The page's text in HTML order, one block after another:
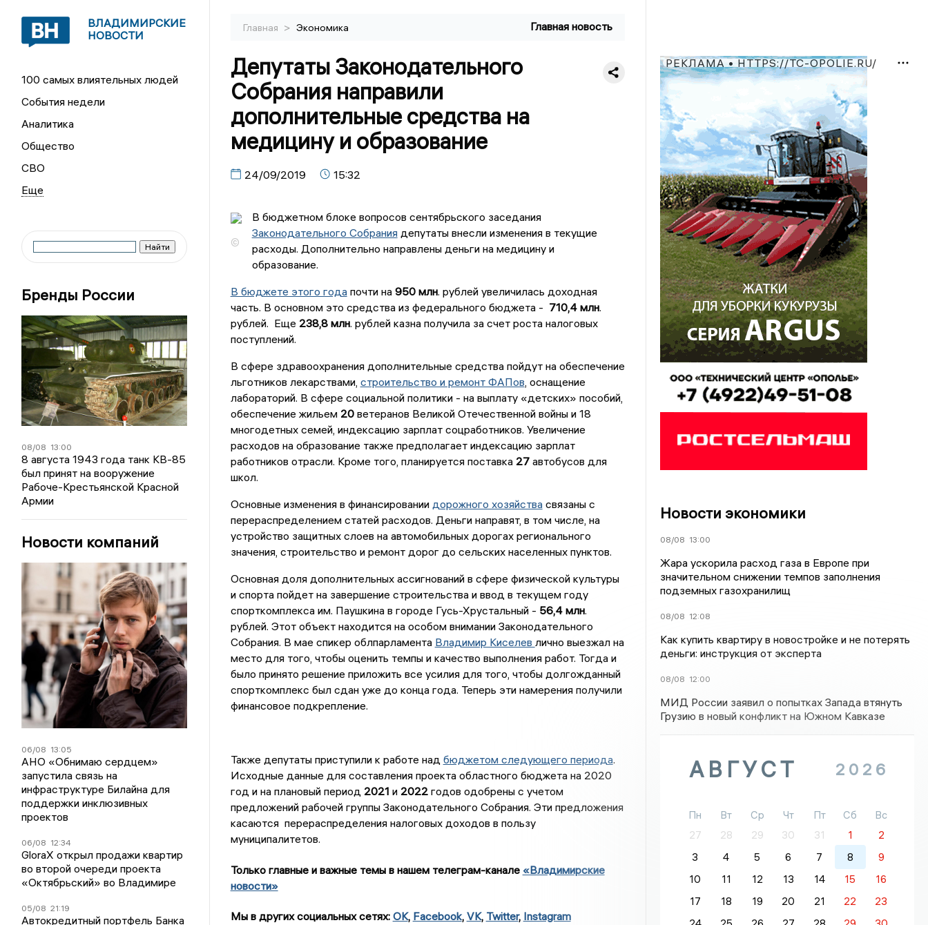
ВЛАДИМИРСКИЕ
НОВОСТИ
100 самых влиятельных людей
События недели
Аналитика
Общество
СВО
Бренды России
08/08 13:00
8 августа 1943 года танк КВ-85
был принят на вооружение
Рабоче-Крестьянской Красной
Армии
Новости компаний
06/08 13:05
АНО «Обнимаю сердцем»
запустила связь на
инфраструктуре Билайна для
поддержки инклюзивных
проектов
06/08 12:34
GloraX открыл продажи квартир
во второй очереди проекта
«Октябрьский» во Владимире
05/08 21:19
Автокредитный портфель Банка
Главная > Экономика Главная новость
Депутаты Законодательного
Собрания направили
дополнительные средства на
медицину и образование
24/09/2019 15:32
©
В бюджетном блоке вопросов сентябрьского заседания
Законодательного Собраниядепутаты внесли изменения в текущие
расходы. Дополнительно направлены деньги на медицину и
образование.
В бюджете этого годапочти на 950 млн. рублей увеличилась доходная
часть. В основном это средства из федерального бюджета - 710,4 млн.
рублей. Еще 238,8 млн. рублей казна получила за счет роста налоговых
поступлений.
В сфере здравоохранения дополнительные средства пойдут на обеспечение
льготников лекарствами, строительство и ремонт ФАПов, оснащение
лабораторий. В сфере социальной политики - на выплату «детских» пособий,
обеспечение жильем 20ветеранов Великой Отечественной войны и 18
многодетных семей, индексацию зарплат соцработников. Увеличение
расходов на образование также предполагает индексацию зарплат
работников отрасли. Кроме того, планируется поставка 27автобусов для
школ.
Основные изменения в финансировании дорожного хозяйствасвязаны с
перераспределением статей расходов. Деньги направят, в том числе, на
устройство защитных слоев на автомобильных дорогах регионального
значения, строительство и ремонт дорог до сельских населенных пунктов.
Основная доля дополнительных ассигнований в сфере физической культуры
и спорта пойдет на завершение строительства и ввод в текущем году
спорткомплекса им. Паушкина в городе Гусь-Хрустальный - 56,4 млн.
рублей. Этот объект находится на особом внимании Законодательного
Собрания. В мае спикер облпарламента Владимир Киселев лично выезжал на
место для того, чтобы оценить темпы и качество выполнения работ. Тогда и
было принято решение приложить все усилия для того, чтобы долгожданный
спорткомплекс был сдан уже до конца года. Теперь эти намерения получили
финансовое подкрепление.
Также депутаты приступили к работе над бюджетом следующего периода.
Исходные данные для составления проекта областного бюджета на 2020
год и на плановый период 2021 и 2022годов одобрены с учетом
предложений рабочей группы Законодательного Собрания. Эти предложения
касаются перераспределения налоговых доходов в пользу
муниципалитетов.
Только главные и важные темы в нашем телеграм-канале «Владимирские
новости»
Мы в других социальных сетях: OK, Facebook, VK, Twitter, Instagram
РЕКЛАМА • HTTPS://TC-OPOLIE.RU/
Новости экономики
08/08 13:00
Жара ускорила расход газа в Европе при
значительном снижении темпов заполнения
подземных газохранилищ
08/08 12:08
Как купить квартиру в новостройке и не потерять
деньги: инструкция от эксперта
08/08 12:00
МИД России заявил о попытках Запада втянуть
Грузию в новый конфликт на Южном Кавказе
АВГУСТ 2026
Пн Вт Ср Чт Пт Сб
Вс
27
28 29 30 31 1
2
3
4 5 6 7 8
9
10
11 12 13 14 15
16
17
18 19 20 21 22
23